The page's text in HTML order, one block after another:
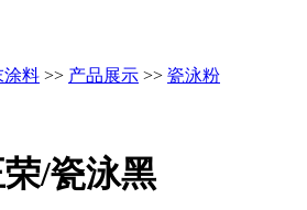
涂料 >> 产品展示 >> 瓷泳粉
/瓷泳黑